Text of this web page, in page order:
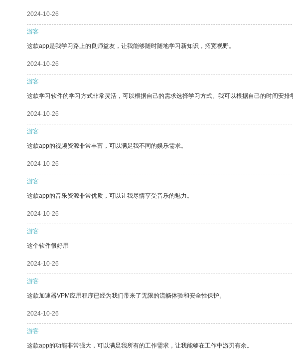
2024-10-26
游客
这款app是我学习路上的良师益友，让我能够随时随地学习新知识，拓宽视野。
2024-10-26
游客
这款学习软件的学习方式非常灵活，可以根据自己的需求选择学习方式。我可以根据自己的时间安排
2024-10-26
游客
这款app的视频资源非常丰富，可以满足我不同的娱乐需求。
2024-10-26
游客
这款app的音乐资源非常优质，可以让我尽情享受音乐的魅力。
2024-10-26
游客
这个软件很好用
2024-10-26
游客
这款加速器VPM应用程序已经为我们带来了无限的流畅体验和安全性保护。
2024-10-26
游客
这款app的功能非常强大，可以满足我所有的工作需求，让我能够在工作中游刃有余。